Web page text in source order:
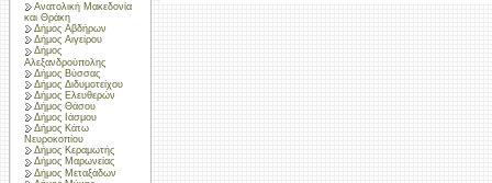
Ανατολική Μακεδονία
και Θράκη
Δήμος Αβδήρων
Δήμος Αιγείρου
Δήμος
Αλεξανδρούπολης
Δήμος Βύσσας
Δήμος Διδυμοτείχου
Δήμος Ελευθερών
Δήμος Θάσου
Δήμος Ιάσμου
Δήμος Κάτω
Νευροκοπίου
Δήμος Κεραμωτής
Δήμος Μαρωνείας
Δήμος Μεταξάδων